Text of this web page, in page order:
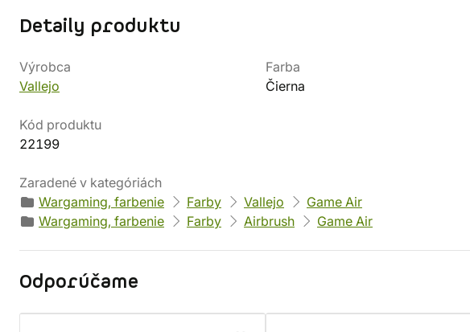
Detaily produktu
Výrobca
Vallejo
Farba
Čierna
Kód produktu
22199
Zaradené v kategóriách
Wargaming, farbenie
Farby Vallejo
Game Air
Wargaming, farbenie
Farby Airbrush Game Air
Odporúčame